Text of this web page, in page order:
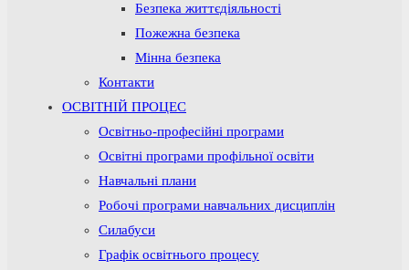
Безпека життєдіяльності
Пожежна безпека
Мінна безпека
Контакти
ОСВІТНІЙ ПРОЦЕС
Освітньо-професійні програми
Освітні програми профільної освіти
Навчальні плани
Робочі програми навчальних дисциплін
Силабуси
Графік освітнього процесу